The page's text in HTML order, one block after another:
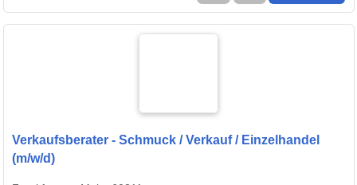
Verkaufsberater - Schmuck / Verkauf / Einzelhandel
(m/w/d)